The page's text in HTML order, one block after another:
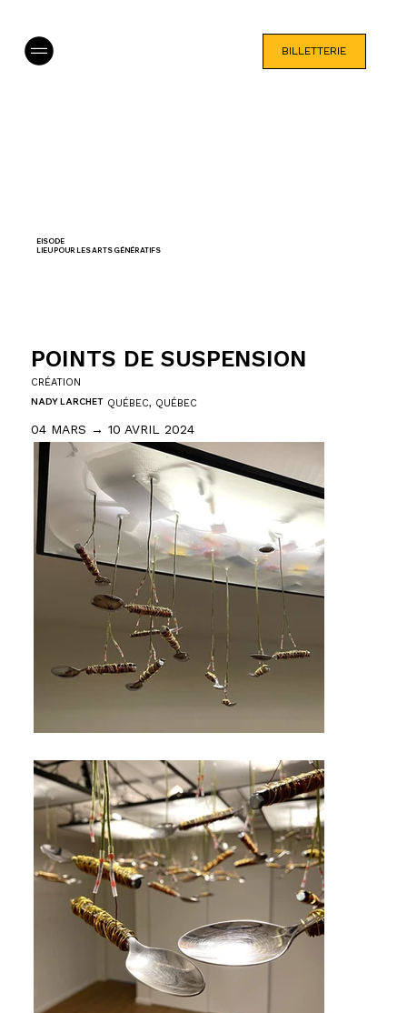
EISODE
LIEU POUR LES ARTS GÉNÉRATIFS
BILLETTERIE
POINTS DE SUSPENSION
CRÉATION
NADY LARCHET QUÉBEC, QUÉBEC
04 MARS → 10 AVRIL 2024